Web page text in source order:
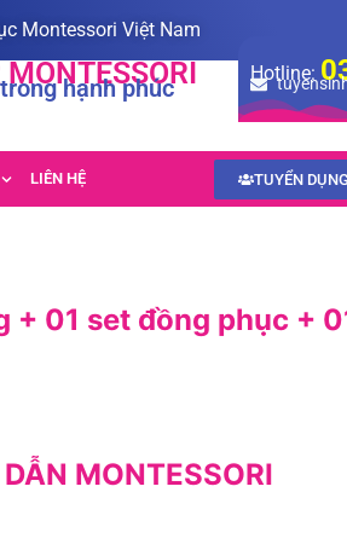
Montessori Việt Nam
hạnh phúc
Hotline:
LIÊN HỆ TUYỂN DỤNG
+ 01 set đồng phục +
MONTESSORI